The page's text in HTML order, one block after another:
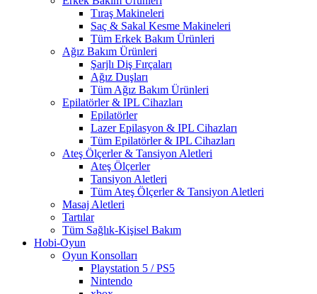
Tıraş Makineleri
Saç & Sakal Kesme Makineleri
Tüm Erkek Bakım Ürünleri
Ağız Bakım Ürünleri
Şarjlı Diş Fırçaları
Ağız Duşları
Tüm Ağız Bakım Ürünleri
Epilatörler & IPL Cihazları
Epilatörler
Lazer Epilasyon & IPL Cihazları
Tüm Epilatörler & IPL Cihazları
Ateş Ölçerler & Tansiyon Aletleri
Ateş Ölçerler
Tansiyon Aletleri
Tüm Ateş Ölçerler & Tansiyon Aletleri
Masaj Aletleri
Tartılar
Tüm Sağlık-Kişisel Bakım
Hobi-Oyun
Oyun Konsolları
Playstation 5 / PS5
Nintendo